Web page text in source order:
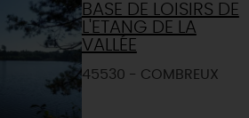
BASE DE LOISIRS DE
L'ETANG DE LA
VALLÉE
45530 - COMBREUX